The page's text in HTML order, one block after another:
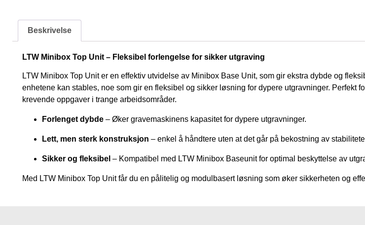
Beskrivelse
LTW Minibox Top Unit – Fleksibel forlengelse for sikker utgraving
LTW Minibox Top Unit er en effektiv utvidelse av Minibox Base Unit, som gir ekstra dybde og
enhetene kan stables, noe som gir en fleksibel og sikker løsning for dypere utgravninger. Perfekt
krevende oppgaver i trange arbeidsområder.
Forlenget dybde – Øker gravemaskinens kapasitet for dypere utgravninger.
Lett, men sterk konstruksjon – enkel å håndtere uten at det går på bekostning av
Sikker og fleksibel – Kompatibel med LTW Minibox Baseunit for optimal beskyttelse av
Med LTW Minibox Top Unit får du en pålitelig og modulbasert løsning som øker sikkerheten og